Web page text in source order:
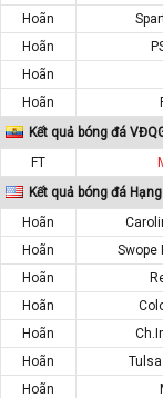
Hoãn
Hoãn
Hoãn
Hoãn
Kết quả bóng đá
FT
Kết quả bóng đá
Hoãn
Hoãn
Swope
Hoãn
Hoãn
Hoãn
Hoãn
Hoãn